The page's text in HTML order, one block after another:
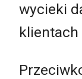
wycieki